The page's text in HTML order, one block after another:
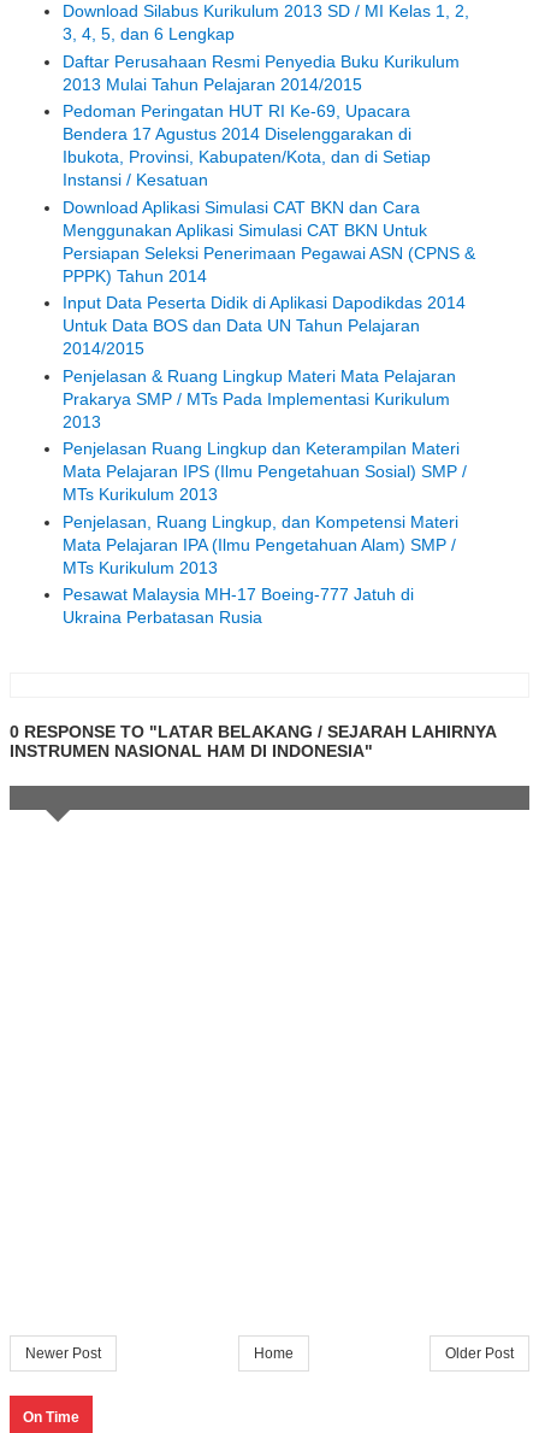
Download Silabus Kurikulum 2013 SD / MI Kelas 1, 2,
3, 4, 5, dan 6 Lengkap
Daftar Perusahaan Resmi Penyedia Buku Kurikulum
2013 Mulai Tahun Pelajaran 2014/2015
Pedoman Peringatan HUT RI Ke-69, Upacara
Bendera 17 Agustus 2014 Diselenggarakan di
Ibukota, Provinsi, Kabupaten/Kota, dan di Setiap
Instansi / Kesatuan
Download Aplikasi Simulasi CAT BKN dan Cara
Menggunakan Aplikasi Simulasi CAT BKN Untuk
Persiapan Seleksi Penerimaan Pegawai ASN (CPNS &
PPPK) Tahun 2014
Input Data Peserta Didik di Aplikasi Dapodikdas 2014
Untuk Data BOS dan Data UN Tahun Pelajaran
2014/2015
Penjelasan & Ruang Lingkup Materi Mata Pelajaran
Prakarya SMP / MTs Pada Implementasi Kurikulum
2013
Penjelasan Ruang Lingkup dan Keterampilan Materi
Mata Pelajaran IPS (Ilmu Pengetahuan Sosial) SMP /
MTs Kurikulum 2013
Penjelasan, Ruang Lingkup, dan Kompetensi Materi
Mata Pelajaran IPA (Ilmu Pengetahuan Alam) SMP /
MTs Kurikulum 2013
Pesawat Malaysia MH-17 Boeing-777 Jatuh di
Ukraina Perbatasan Rusia
0 RESPONSE TO "LATAR BELAKANG / SEJARAH LAHIRNYA
INSTRUMEN NASIONAL HAM DI INDONESIA"
Newer Post Older Post
Home
On Time